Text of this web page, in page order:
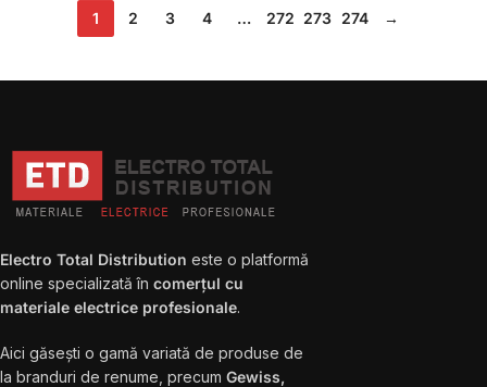
1 2 3 4 … 272 273 274 →
Electro Total Distribution este o platformă
online specializată în comerțul cu
materiale electrice profesionale.
Aici găsești o gamă variată de produse de
la branduri de renume, precum Gewiss,